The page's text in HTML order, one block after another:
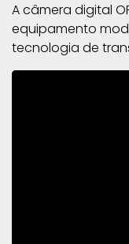
A câmera digital
equipamento
tecnologia de